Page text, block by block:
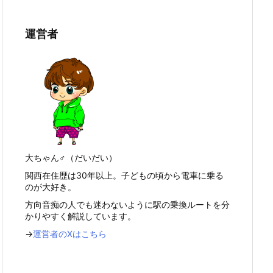
運営者
大ちゃん♂（だいだい）
関西在住歴は30年以上。子どもの頃から電車に乗る
のが大好き。
方向音痴の人でも迷わないように駅の乗換ルートを分
かりやすく解説しています。
→運営者のXはこちら